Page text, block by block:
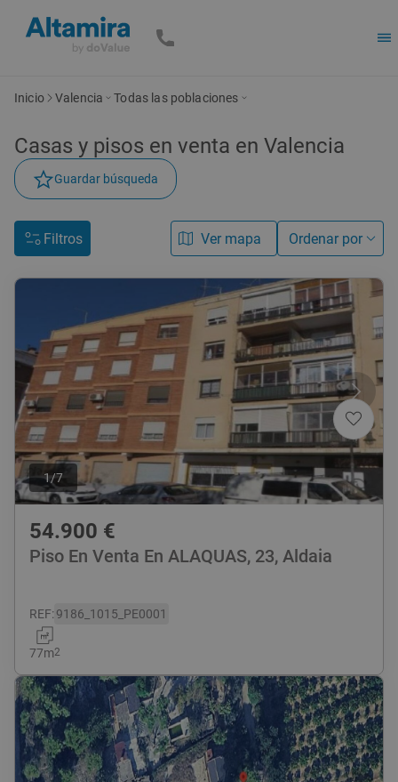
Inicio Valencia Todas las poblaciones
Casas y pisos en venta en Valencia
Guardar búsqueda
Filtros Ver mapa Ordenar por
1/7
54.900 €
Piso En Venta En ALAQUAS, 23, Aldaia
REF:9186_1015_PE0001
77m2